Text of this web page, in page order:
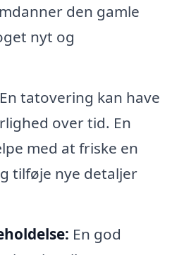
den gamle
nyt og
En tatovering kan have
over tid. En
med at friske en
tilføje nye detaljer
En god